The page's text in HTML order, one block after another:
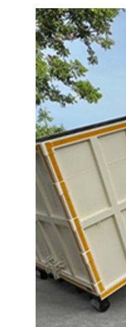
เจริญ กรุ๊ป เอ็
บริการลูกค้าที่ต้
ในพื้นที่เขตอุ